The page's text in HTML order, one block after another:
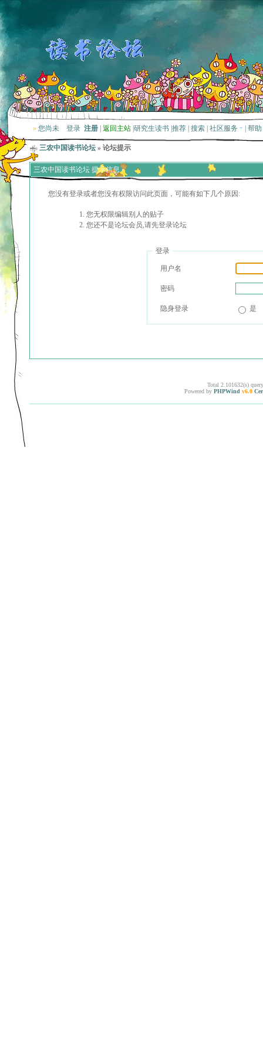
» 您尚未 登录 注册 返回主站 研究生读书 推荐 搜索 社区服务 帮助
三农中国读书论坛 » 论坛提示
三农中国读书论坛 提示信息
您没有登录或者您没有权限访问此页面，可能有如下几个原因:
您无权限编辑别人的贴子
您还不是论坛会员,请先登录论坛
登录
用户名
密码
隐身登录 是
Total 2.101632(s)
Powered by PHPWind v6.0